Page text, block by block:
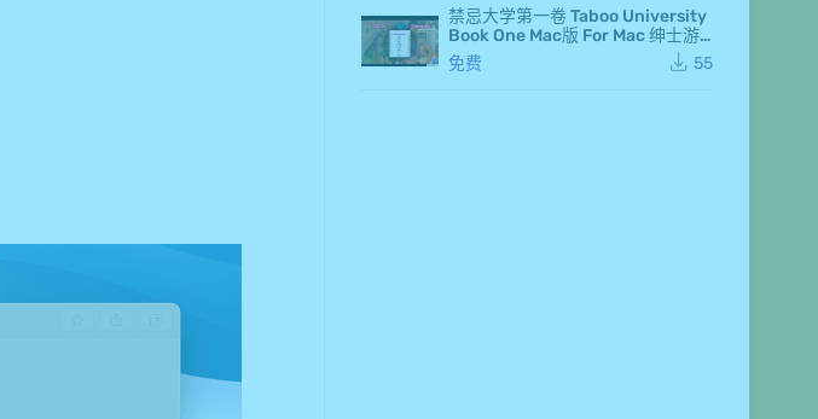
侠
传
七
禁忌大学第一卷 Taboo University
Book One Mac版 For Mac 绅士游
戏 Mac游戏
免费 55